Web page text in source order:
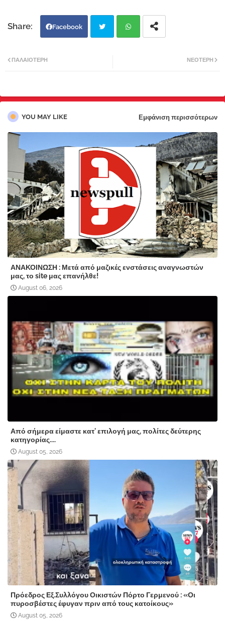
Facebook
pp
ΝΕΌΤΕΡΗ
ΠΑΛΑΙΌΤΕΡΗ
YOU MAY LIKE Εμφάνιση περισσότερων
ΑΝΑΚΟΙΝΩΣΗ : Μετά από μαζικές ενστάσεις αναγνωστών
μας, το site μας επανήλθε!
August 06, 2026
Από σήμερα είμαστε κατ' επιλογή μας, πολίτες δεύτερης
κατηγορίας....
August 05, 2026
Πρόεδρος Εξ.Συλλόγου Οικιστών Πόρτο Γερμενού : «Οι
πυροσβέστες έφυγαν πριν από τους κατοίκους»
August 05, 2026